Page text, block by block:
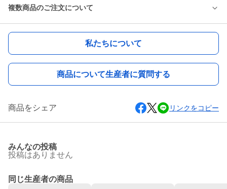
複数商品のご注文について
私たちについて
商品について生産者に質問する
商品をシェア リンクをコピー
みんなの投稿
投稿はありません
同じ生産者の商品